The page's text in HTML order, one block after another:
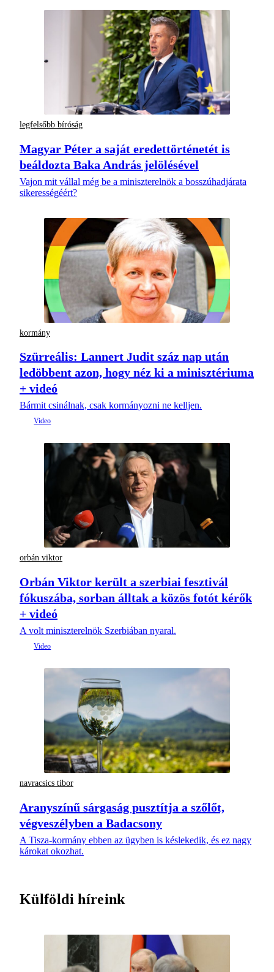
legfelsőbb bíróság
Magyar Péter a saját eredettörténetét is
beáldozta Baka András jelölésével
Vajon mit vállal még be a miniszterelnök a bosszúhadjárata
sikerességéért?
kormány
Szürreális: Lannert Judit száz nap után
ledöbbent azon, hogy néz ki a minisztériuma
+ videó
Bármit csinálnak, csak kormányozni ne kelljen.
orbán viktor
Orbán Viktor került a szerbiai fesztivál
fókuszába, sorban álltak a közös fotót kérők
+ videó
A volt miniszterelnök Szerbiában nyaral.
navracsics tibor
Aranyszínű sárgaság pusztítja a szőlőt,
végveszélyben a Badacsony
A Tisza-kormány ebben az ügyben is késlekedik, és ez nagy
károkat okozhat.
Külföldi híreink